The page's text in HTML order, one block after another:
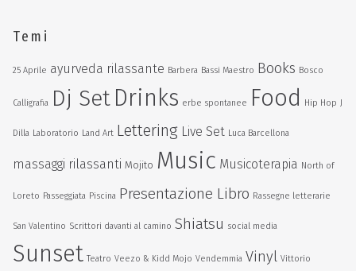
Temi
25 Aprile ayurveda rilassante Barbera Bassi Maestro Books Bosco
Calligrafia Dj Set Drinks erbe spontanee Food Hip Hop J
Dilla Laboratorio Land Art Lettering Live Set Luca Barcellona
massaggi rilassanti Mojito Music Musicoterapia North of
Loreto Passeggiata Piscina Presentazione Libro Rassegne letterarie
San Valentino Scrittori davanti al camino Shiatsu social media
Sunset Teatro Veezo & Kidd Mojo Vendemmia Vinyl Vittorio